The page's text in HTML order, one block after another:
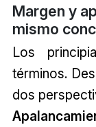
Margen y
mismo
Los
términos.
dos